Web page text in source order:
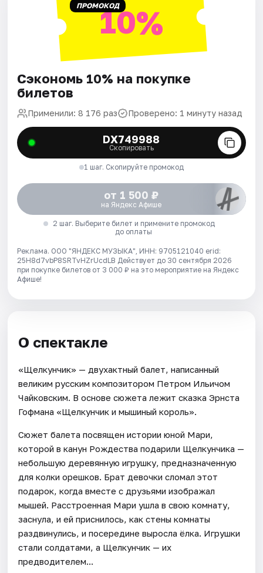
ПРОМОКОД10%
Сэкономь 10% на покупке
билетов
Применили: 8 176 раз Проверено: 1 минуту назад
DX749988
Скопировать
1 шаг. Скопируйте промокод
от 1 500 ₽
на Яндекс Афише
2 шаг. Выберите билет и примените промокод
до оплаты
Реклама. ООО "ЯНДЕКС МУЗЫКА", ИНН: 9705121040 erid:
25H8d7vbP8SRTvHZrUcdLB Действует до 30 сентября 2026
при покупке билетов от 3 000 ₽ на это мероприятие на Яндекс
Афише!
О спектакле
«Щелкунчик» — двухактный балет, написанный
великим русским композитором Петром Ильичом
Чайковским. В основе сюжета лежит сказка Эрнста
Гофмана «Щелкунчик и мышиный король».
Сюжет балета посвящен истории юной Мари,
которой в канун Рождества подарили Щелкунчика —
небольшую деревянную игрушку, предназначенную
для колки орешков. Брат девочки сломал этот
подарок, когда вместе с друзьями изображал
мышей. Расстроенная Мари ушла в свою комнату,
заснула, и ей приснилось, как стены комнаты
раздвинулись, и посередине выросла ёлка. Игрушки
стали солдатами, а Щелкунчик — их
предводителем...